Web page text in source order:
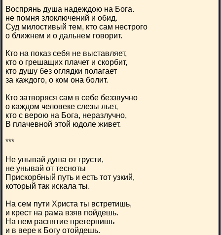
Воспрянь душа надеждою на Бога.
не помня злоключений и обид.
Суд милостивый тем, кто сам нестрого
о ближнем и о дальнем говорит.
Кто на показ себя не выставляет,
кто о грешащих плачет и скорбит,
кто душу без оглядки полагает
за каждого, о ком она болит.
Кто затворяся сам в себе беззвучно
о каждом человеке слезы льет,
кто с верою на Бога, неразлучно,
В плачевной этой юдоле живет.
***
Не унывай душа от грусти,
не унывай от тесноты
Прискорбный путь и есть тот узкий,
который так искала ты.
На сем пути Христа ты встретишь,
и крест на рама взяв пойдешь.
На нем распятие претерпишь
и в вере к Богу отойдешь.